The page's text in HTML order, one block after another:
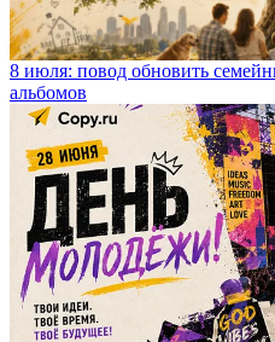
8 июля: повод обновить
альбомов